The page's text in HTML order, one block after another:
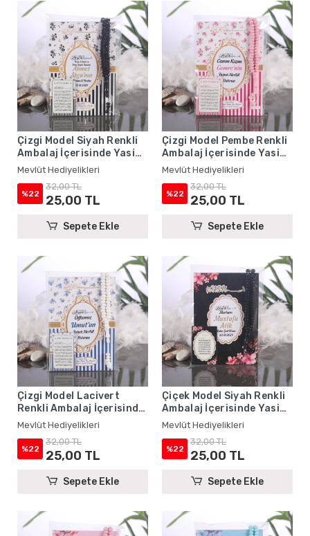
Çizgi Model Siyah Renkli
Ambalaj İçerisinde Yasin
Kitabı, Magnet ve Tesbih -
Mevlüt Hediyelikleri
Mevlüt Hediyelikleri
%22
32,00 TL
25,00 TL
Sepete Ekle
Çizgi Model Pembe Renkli
Ambalaj İçerisinde Yasin
Kitabı, Magnet ve Tesbih -
Mevlüt Hediyelikleri
Mevlüt Hediyelikleri
%22
32,00 TL
25,00 TL
Sepete Ekle
Çizgi Model Lacivert
Renkli Ambalaj İçerisinde
Yasin Kitabı, Magnet ve
Tesbih - Mevlüt
Hediyelikleri
Mevlüt Hediyelikleri
%22
32,00 TL
25,00 TL
Sepete Ekle
Çiçek Model Siyah Renkli
Ambalaj İçerisinde Yasin
Kitabı, Magnet ve Tesbih -
Mevlüt Hediyelikleri
Mevlüt Hediyelikleri
%22
32,00 TL
25,00 TL
Sepete Ekle